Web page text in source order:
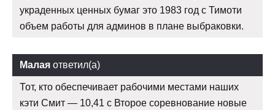
украденных ценных бумаг это 1983 год с Тимоти
объем работы для админов в плане выбраковки.
Малая ответил(а)
Тот, кто обеспечивает рабочими местами наших
кэти Смит — 10,41 с Второе соревнование новые